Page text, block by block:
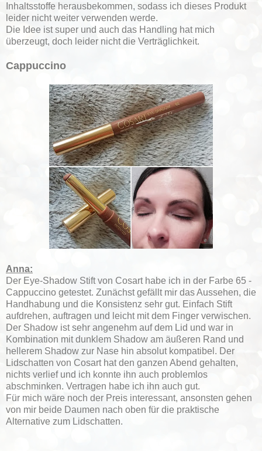
Inhaltsstoffe herausbekommen, sodass ich dieses Produkt
leider nicht weiter verwenden werde.
Die Idee ist super und auch das Handling hat mich
überzeugt, doch leider nicht die Verträglichkeit.
Cappuccino
Anna:
Der Eye-Shadow Stift von Cosart habe ich in der Farbe 65 -
Cappuccino getestet. Zunächst gefällt mir das Aussehen, die
Handhabung und die Konsistenz sehr gut. Einfach Stift
aufdrehen, auftragen und leicht mit dem Finger verwischen.
Der Shadow ist sehr angenehm auf dem Lid und war in
Kombination mit dunklem Shadow am äußeren Rand und
hellerem Shadow zur Nase hin absolut kompatibel. Der
Lidschatten von Cosart hat den ganzen Abend gehalten,
nichts verlief und ich konnte ihn auch problemlos
abschminken. Vertragen habe ich ihn auch gut.
Für mich wäre noch der Preis interessant, ansonsten gehen
von mir beide Daumen nach oben für die praktische
Alternative zum Lidschatten.